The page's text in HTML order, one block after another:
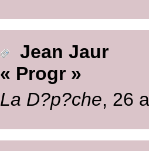
Jean Jaur
« Progr »
La D?p?che, 26